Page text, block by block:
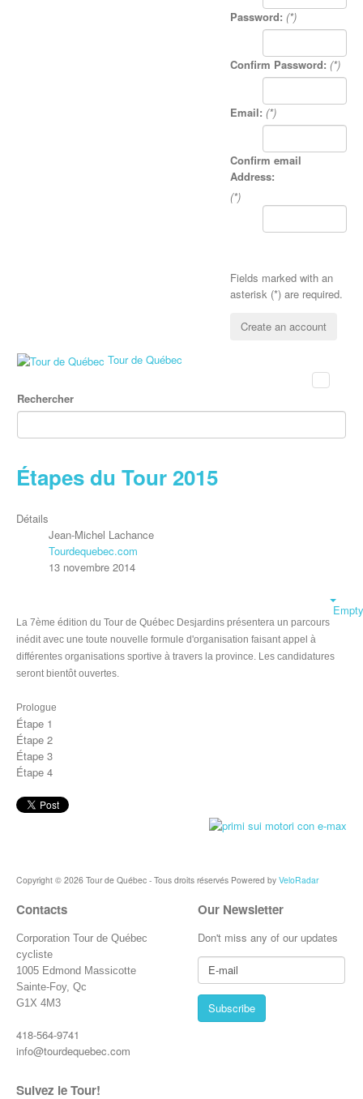
Password: (*)
Confirm Password: (*)
Email: (*)
Confirm email
Address:
(*)
Fields marked with an
asterisk (*) are required.
Create an account
Tour de Québec
Rechercher
Étapes du Tour 2015
Détails
Jean-Michel Lachance
Tourdequebec.com
13 novembre 2014
Empty
La 7ème édition du Tour de Québec Desjardins présentera un parcours
inédit avec une toute nouvelle formule d'organisation faisant appel à
différentes organisations sportive à travers la province. Les candidatures
seront bientôt ouvertes.
Prologue
Étape 1
Étape 2
Étape 3
Étape 4
Copyright © 2026 Tour de Québec - Tous droits réservés Powered by VeloRadar
Contacts
Corporation Tour de Québec
cycliste
1005 Edmond Massicotte
Sainte-Foy, Qc
G1X 4M3
418-564-9741
info@tourdequebec.com
Our Newsletter
Don't miss any of our updates
Suivez le Tour!